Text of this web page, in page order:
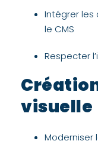
Intégrer les
le CMS
Respecter
visuelle
Moderniser